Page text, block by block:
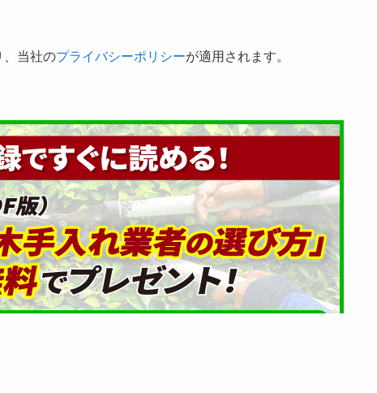
、当社のプライバシーポリシーが適用されます。